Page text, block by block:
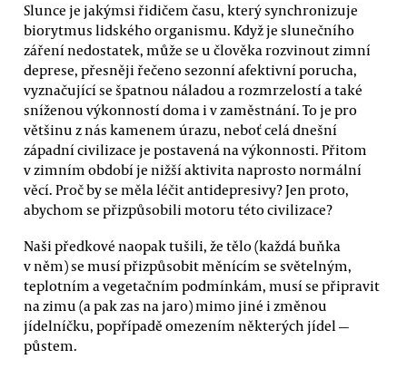
Slunce je jakýmsi řidičem času, který synchronizuje
biorytmus lidského organismu. Když je slunečního
záření nedostatek, může se u člověka rozvinout zimní
deprese, přesněji řečeno sezonní afektivní porucha,
vyznačující se špatnou náladou a rozmrzelostí a také
sníženou výkonností doma i v zaměstnání. To je pro
většinu z nás kamenem úrazu, neboť celá dnešní
západní civilizace je postavená na výkonnosti. Přitom
v zimním období je nižší aktivita naprosto normální
věcí. Proč by se měla léčit antidepresivy? Jen proto,
abychom se přizpůsobili motoru této civilizace?
Naši předkové naopak tušili, že tělo (každá buňka
v něm) se musí přizpůsobit měnícím se světelným,
teplotním a vegetačním podmínkám, musí se připravit
na zimu (a pak zas na jaro) mimo jiné i změnou
jídelníčku, popřípadě omezením některých jídel —
půstem.